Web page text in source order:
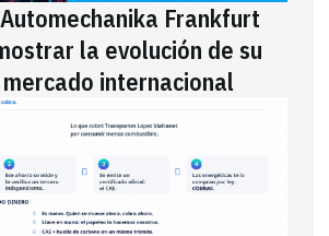
Frankfurt
la evolución de su
internacional